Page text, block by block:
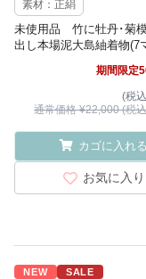
素材：正絹
未使用品 竹に牡丹･菊
出し本場泥大島紬着物(7
期間限定
(税
通常価格 ¥22,000 (税
カゴに入れる
お気に入り
NEW SALE